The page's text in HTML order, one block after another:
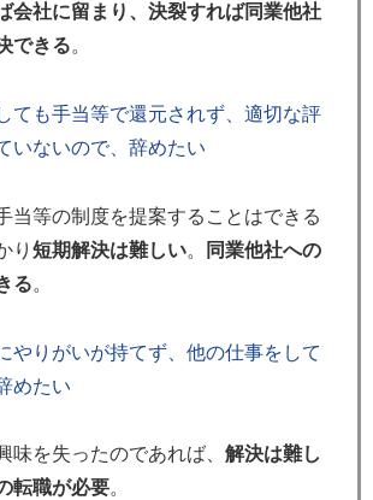
会社に留まり、決裂すれば同業他社
できる。
ても手当等で還元されず、適切な評
いないので、辞めたい
当等の制度を提案することはできる
り 短期解決は難しい。
同業他社への
る。
やりがいが持てず、他の仕事をして
めたい
味を失ったのであれば、 解決は難し
転職が必要。